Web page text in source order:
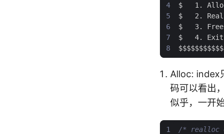
Alloc: index
码可以看出
似乎，一开
/* realloc